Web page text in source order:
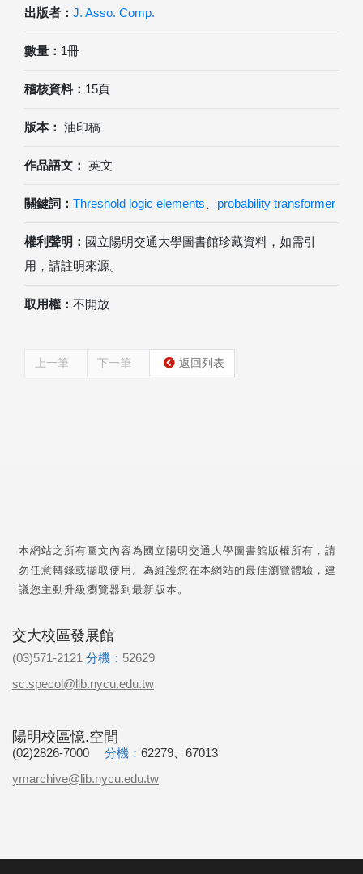
出版者： J. Asso. Comp.
數量： 1冊
稽核資料： 15頁
版本： 油印稿
作品語文： 英文
關鍵詞： Threshold logic elements probability transformer
權利聲明： 國立陽明交通大學圖書館珍藏資料，如需引
用，請註明來源。
取用權： 不開放
上一筆 下一筆 返回列表
本網站之所有圖文內容為國立陽明交通大學圖書館版權所有，請
勿任意轉錄或擷取使用。為維護您在本網站的最佳瀏覽體驗，建
議您主動升級瀏覽器到最新版本。
交大校區發展館
(03)571-2121 分機： 52629
sc.specol@lib.nycu.edu.tw
陽明校區憶.空間
(02)2826-7000 分機： 62279、67013
ymarchive@lib.nycu.edu.tw